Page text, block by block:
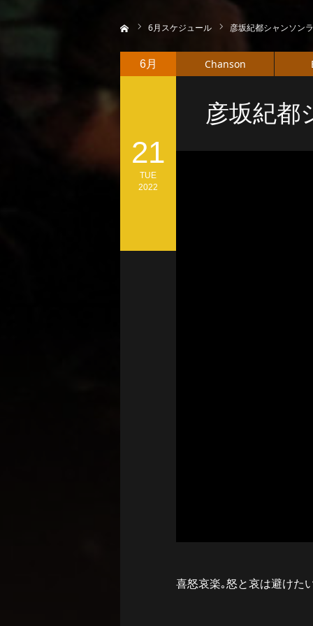
6月スケジュール 彦坂紀都シャンソン
彦坂紀都
6月
21
TUE
2022
Chanson
喜怒哀楽｡怒と哀は避けた